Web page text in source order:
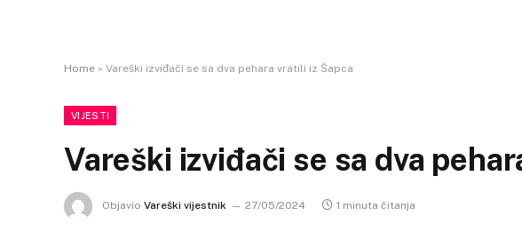
Home » Vareški izviđači se sa dva pehara vratili iz Šapca
VIJESTI
Vareški izviđači se sa dva
Objavio Vareški vijestnik 27/05/2024 1 minuta čitanja